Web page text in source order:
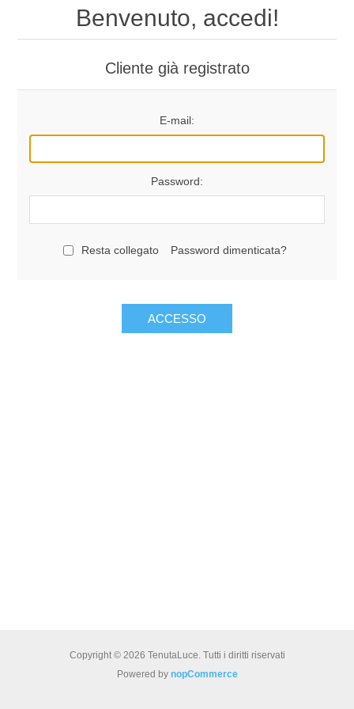
Benvenuto, accedi!
Cliente già registrato
E-mail:
Password:
Resta collegato Password dimenticata?
ACCESSO
Copyright © 2026 TenutaLuce. Tutti i diritti riservati
Powered by nopCommerce